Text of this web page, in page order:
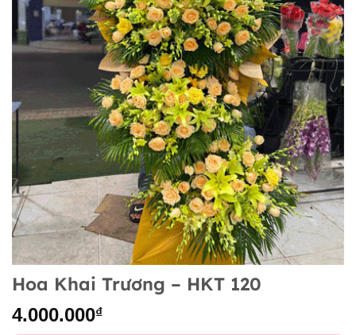
Hoa Khai Trương – HKT 120
4.000.000₫